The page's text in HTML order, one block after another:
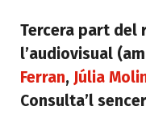
Tercera part del
l’audiovisual
Ferran, Júlia
Consulta’l